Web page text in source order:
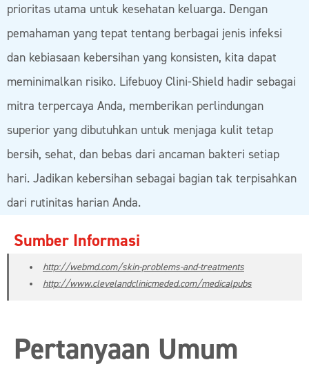
prioritas utama untuk kesehatan keluarga. Dengan
pemahaman yang tepat tentang berbagai jenis infeksi
dan kebiasaan kebersihan yang konsisten, kita dapat
meminimalkan risiko. Lifebuoy Clini-Shield hadir sebagai
mitra terpercaya Anda, memberikan perlindungan
superior yang dibutuhkan untuk menjaga kulit tetap
bersih, sehat, dan bebas dari ancaman bakteri setiap
hari. Jadikan kebersihan sebagai bagian tak terpisahkan
dari rutinitas harian Anda.
Sumber Informasi
http://webmd.com/skin-problems-and-treatments
http://www.clevelandclinicmeded.com/medicalpubs
Pertanyaan Umum